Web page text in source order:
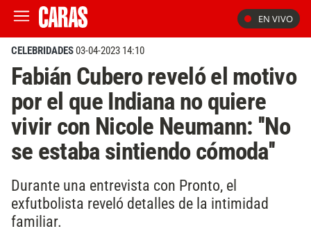
EN VIVO
CELEBRIDADES03-04-2023 14:10
Fabián Cubero reveló el motivo
por el que Indiana no quiere
vivir con Nicole Neumann: ''No
se estaba sintiendo cómoda''
Durante una entrevista con Pronto, el
exfutbolista reveló detalles de la intimidad
familiar.